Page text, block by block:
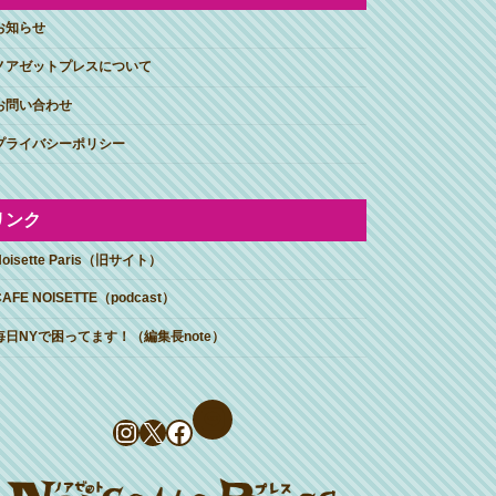
知らせ
アゼットプレスについて
問い合わせ
ライバシーポリシー
ンク
Paris（旧サイト）
NOISETTE（podcast）
日NYで困ってます！（編集長note）
Instagram
X Facebook